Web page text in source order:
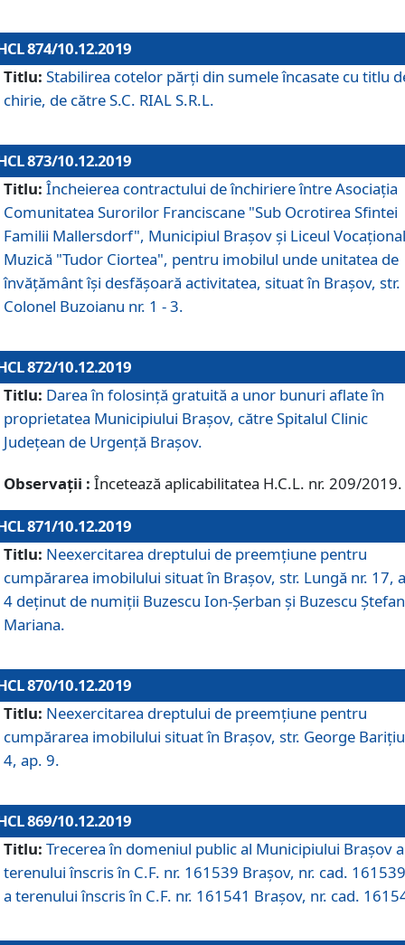
874/10.12.2019
Titlu: Stabilirea cotelor părți din sumele încasate cu titlu
chirie, de către S.C. RIAL S.R.L.
873/10.12.2019
Titlu: Încheierea contractului de închiriere între Asociația
Comunitatea Surorilor Franciscane "Sub Ocrotirea Sfintei
Familii Mallersdorf", Municipiul Braşov şi Liceul
Muzică "Tudor Ciortea", pentru imobilul unde unitatea de
învățământ îşi desfăşoară activitatea, situat în Braşov, str.
Colonel Buzoianu nr. 1 - 3.
872/10.12.2019
Titlu: Darea în folosinţă gratuită a unor bunuri aflate în
proprietatea Municipiului Braşov, către Spitalul Clinic
Judeţean de Urgenţă Braşov.
Observații : Încetează aplicabilitatea H.C.L. nr. 209/2019.
871/10.12.2019
Titlu: Neexercitarea dreptului de preemţiune pentru
cumpărarea imobilului situat în Braşov, str. Lungă nr. 17,
4 deţinut de numiţii Buzescu Ion-Şerban și Buzescu
Mariana.
870/10.12.2019
Titlu: Neexercitarea dreptului de preemţiune pentru
cumpărarea imobilului situat în Braşov, str. George
4, ap. 9.
869/10.12.2019
Titlu: Trecerea în domeniul public al Municipiului Braşov a
terenului înscris în C.F. nr. 161539 Brașov, nr. cad.
a terenului înscris în C.F. nr. 161541 Brașov, nr. cad.